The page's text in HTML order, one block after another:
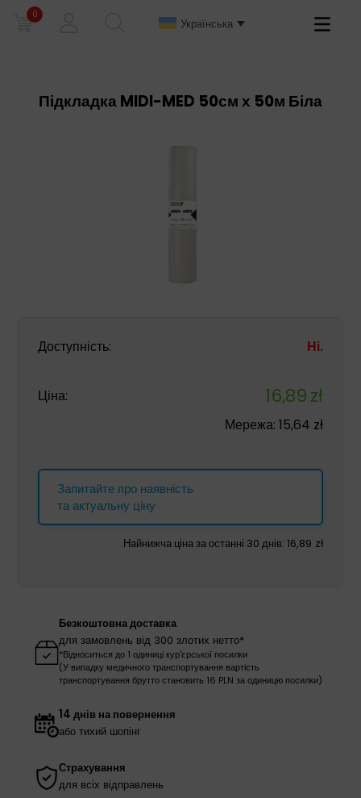
0
Українська
Primary
Підкладка MIDI-MED 50см х 50м Біла
Доступність: Ні.
Ціна: 16,89zł
Мережа: 15,64 zł
Запитайте про наявність
та актуальну ціну
Найнижча ціна за останні 30 днів: 16,89 zł
Безкоштовна доставка
для замовлень від 300 злотих нетто*
*Відноситься до 1 одиниці кур'єрської посилки
(У випадку медичного транспортування вартість
транспортування брутто становить 16 PLN за одиницю посилки)
14 днів на повернення
або тихий шопінг
Страхування
для всіх відправлень